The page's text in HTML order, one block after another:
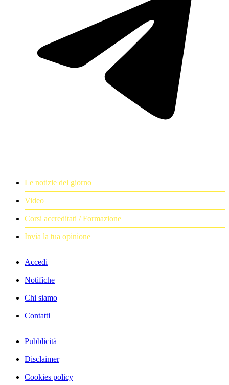
Le notizie del giorno
Video
Corsi accreditati / Formazione
Invia la tua opinione
Accedi
Notifiche
Chi siamo
Contatti
Pubblicità
Disclaimer
Cookies policy